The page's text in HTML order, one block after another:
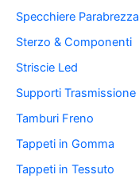
Specchiere Parabrezza
Sterzo & Componenti
Striscie Led
Supporti Trasmissione
Tamburi Freno
Tappeti in Gomma
Tappeti in Tessuto